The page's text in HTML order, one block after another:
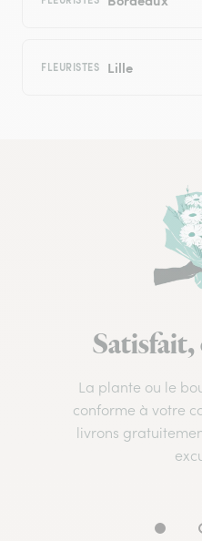
FLEURISTES Lille
La plante ou le
conforme à votre
livrons